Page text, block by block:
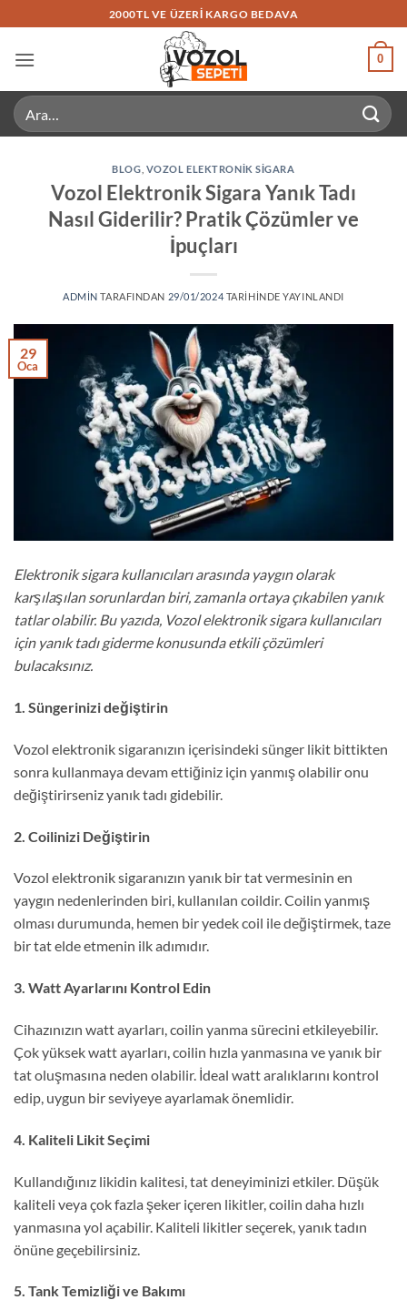
atla
2000TL VE ÜZERI KARGO BEDAVA
0
Ara:
BLOG VOZOL ELEKTRONIK SIGARA
Vozol Elektronik Sigara Yanık Tadı
Nasıl Giderilir? Pratik Çözümler ve
İpuçları
ADMIN TARAFINDAN 29/01/2024TARIHINDE YAYINLANDI
29
Oca
Elektronik sigara kullanıcıları arasında yaygın olarak
karşılaşılan sorunlardan biri, zamanla ortaya çıkabilen yanık
tatlar olabilir. Bu yazıda, Vozol elektronik sigara kullanıcıları
için yanık tadı giderme konusunda etkili çözümleri
bulacaksınız.
1. Süngerinizi değiştirin
Vozol elektronik sigaranızın içerisindeki sünger likit bittikten
sonra kullanmaya devam ettiğiniz için yanmış olabilir onu
değiştirirseniz yanık tadı gidebilir.
2. Coilinizi Değiştirin
Vozol elektronik sigaranızın yanık bir tat vermesinin en
yaygın nedenlerinden biri, kullanılan coildir. Coilin yanmış
olması durumunda, hemen bir yedek coil ile değiştirmek, taze
bir tat elde etmenin ilk adımıdır.
3. Watt Ayarlarını Kontrol Edin
Cihazınızın watt ayarları, coilin yanma sürecini etkileyebilir.
Çok yüksek watt ayarları, coilin hızla yanmasına ve yanık bir
tat oluşmasına neden olabilir. İdeal watt aralıklarını kontrol
edip, uygun bir seviyeye ayarlamak önemlidir.
4. Kaliteli Likit Seçimi
Kullandığınız likidin kalitesi, tat deneyiminizi etkiler. Düşük
kaliteli veya çok fazla şeker içeren likitler, coilin daha hızlı
yanmasına yol açabilir. Kaliteli likitler seçerek, yanık tadın
önüne geçebilirsiniz.
5. Tank Temizliği ve Bakımı